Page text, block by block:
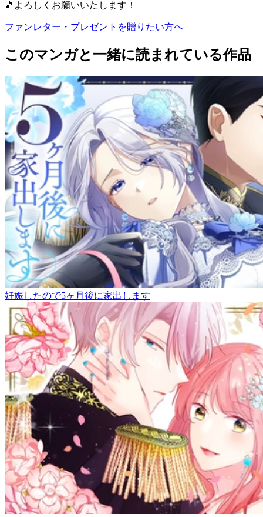
🎵よろしくお願いいたします！
ファンレター・プレゼントを贈りたい方へ
このマンガと一緒に読まれている作品
妊娠したので5ヶ月後に家出します